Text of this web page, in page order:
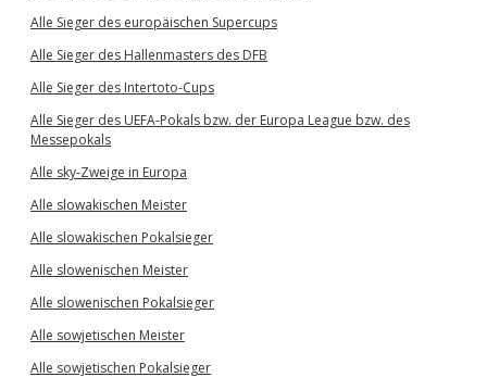
Alle Sieger des europäischen Supercups
Alle Sieger des Hallenmasters des DFB
Alle Sieger des Intertoto-Cups
Alle Sieger des UEFA-Pokals bzw. der Europa League bzw. des
Messepokals
Alle sky-Zweige in Europa
Alle slowakischen Meister
Alle slowakischen Pokalsieger
Alle slowenischen Meister
Alle slowenischen Pokalsieger
Alle sowjetischen Meister
Alle sowjetischen Pokalsieger